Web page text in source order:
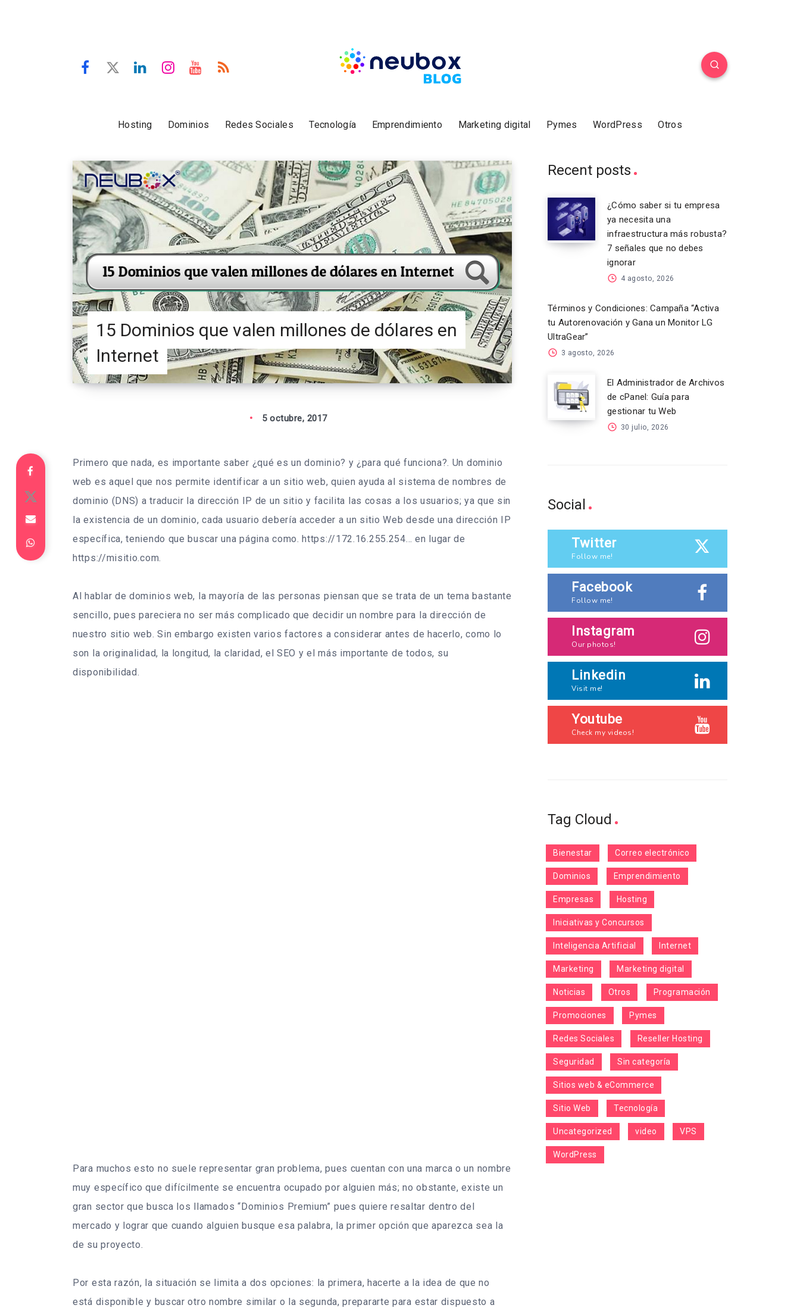
Hosting Dominios Redes Sociales Tecnología Emprendimiento Marketing digital Pymes WordPress Otros
15 Dominios que valen millones de dólares en
Internet
5 octubre, 2017
Primero que nada, es importante saber ¿qué es un dominio? y ¿para qué funciona?. Un dominio
web es aquel que nos permite identificar a un sitio web, quien ayuda al sistema de nombres de
dominio (DNS) a traducir la dirección IP de un sitio y facilita las cosas a los usuarios; ya que sin
la existencia de un dominio, cada usuario debería acceder a un sitio Web desde una dirección IP
específica, teniendo que buscar una página como. https://172.16.255.254… en lugar de
https://misitio.com.
Al hablar de dominios web, la mayoría de las personas piensan que se trata de un tema bastante
sencillo, pues pareciera no ser más complicado que decidir un nombre para la dirección de
nuestro sitio web. Sin embargo existen varios factores a considerar antes de hacerlo, como lo
son la originalidad, la longitud, la claridad, el SEO y el más importante de todos, su
disponibilidad.
Para muchos esto no suele representar gran problema, pues cuentan con una marca o un nombre
muy específico que difícilmente se encuentra ocupado por alguien más; no obstante, existe un
gran sector que busca los llamados “Dominios Premium” pues quiere resaltar dentro del
mercado y lograr que cuando alguien busque esa palabra, la primer opción que aparezca sea la
de su proyecto.
Por esta razón, la situación se limita a dos opciones: la primera, hacerte a la idea de que no
está disponible y buscar otro nombre similar o la segunda, prepararte para estar dispuesto a
Recent posts
¿Cómo saber si tu empresa
ya necesita una
infraestructura más robusta?
7 señales que no debes
ignorar
4 agosto, 2026
Términos y Condiciones: Campaña “Activa
tu Autorenovación y Gana un Monitor LG
UltraGear”
3 agosto, 2026
El Administrador de Archivos
de cPanel: Guía para
gestionar tu Web
30 julio, 2026
Social
Twitter
Follow me!
Facebook
Follow me!
Instagram
Our photos!
Linkedin
Visit me!
Youtube
Check my videos!
Tag Cloud
Bienestar Correo electrónico
Dominios Emprendimiento
Empresas Hosting
Iniciativas y Concursos
Inteligencia Artificial Internet
Marketing Marketing digital
Noticias Otros Programación
Promociones Pymes
Redes Sociales Reseller Hosting
Seguridad Sin categoría
Sitios web & eCommerce
Sitio Web Tecnología
Uncategorized video VPS
WordPress